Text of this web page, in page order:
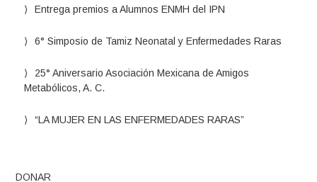
Entrega premios a Alumnos ENMH del IPN
6° Simposio de Tamiz Neonatal y Enfermedades Raras
25° Aniversario Asociación Mexicana de Amigos
Metabólicos, A. C.
“LA MUJER EN LAS ENFERMEDADES RARAS”
DONAR